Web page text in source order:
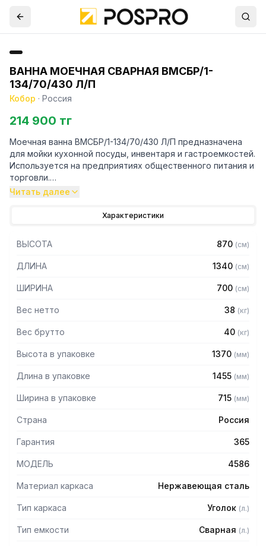
ВАННА МОЕЧНАЯ СВАРНАЯ ВМСБР/1-
134/70/430 Л/П
Кобор · Россия
214 900 тг
Моечная ванна ВМСБР/1-134/70/430 Л/П предназначена
для мойки кухонной посуды, инвентаря и гастроемкостей.
Используется на предприятиях общественного питания и
торговли.
– Устойчивость к агрессивным моющим средствам и
влаге
– Опоры с регулируемыми ножками
– Материал емкости: нержавеющая сталь AISI430
– Внутренние размеры ванны: 600 х 600 х 450 мм
потребностей заказчика)
Читать далее
Характеристики
ВЫСОТА 870 (см)
ДЛИНА 1340 (см)
ШИРИНА 700 (см)
Вес нетто 38 (кг)
Вес брутто 40 (кг)
Высота в упаковке 1370 (мм)
Длина в упаковке 1455 (мм)
Ширина в упаковке 715 (мм)
Страна Россия
Гарантия 365
МОДЕЛЬ 4586
Материал каркаса Нержавеющая сталь
Тип каркаса Уголок (л.)
Тип емкости Сварная (л.)